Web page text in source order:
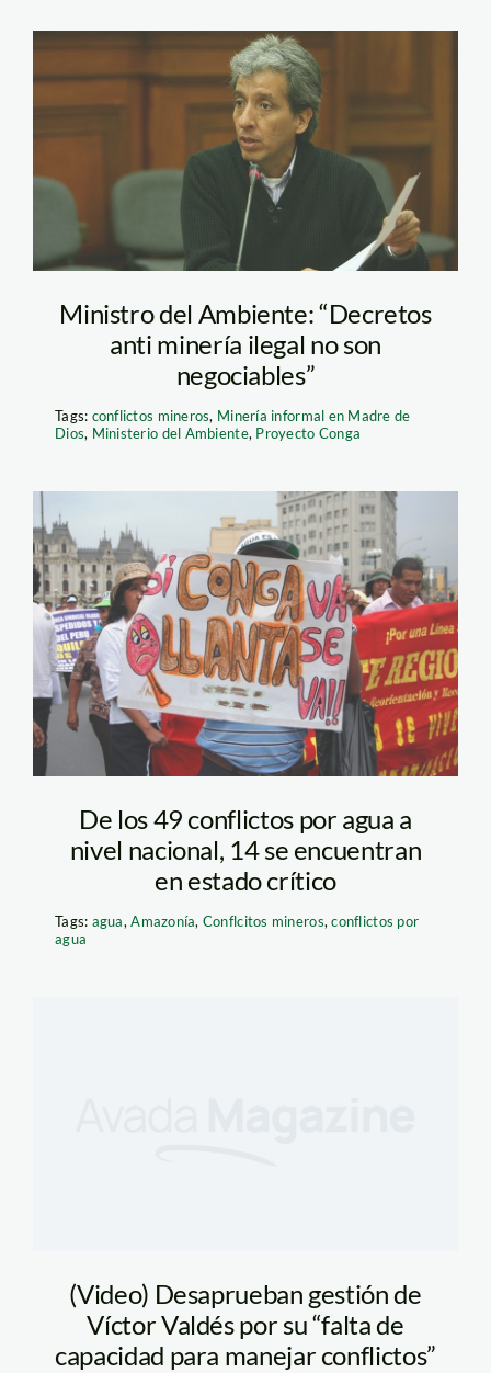
pulgar_vidal_peru21
Ministro del Ambiente: “Decretos
anti minería ilegal no son
negociables”
Tags: conflictos mineros, Minería informal en Madre de
Dios, Ministerio del Ambiente, Proyecto Conga
Conga_conflicto_agua
De los 49 conflictos por agua a
nivel nacional, 14 se encuentran
en estado crítico
Tags: agua,Amazonía, Conflcitos mineros,conflictos por
agua
(Video) Desaprueban gestión de
Víctor Valdés por su “falta de
capacidad para manejar conflictos”